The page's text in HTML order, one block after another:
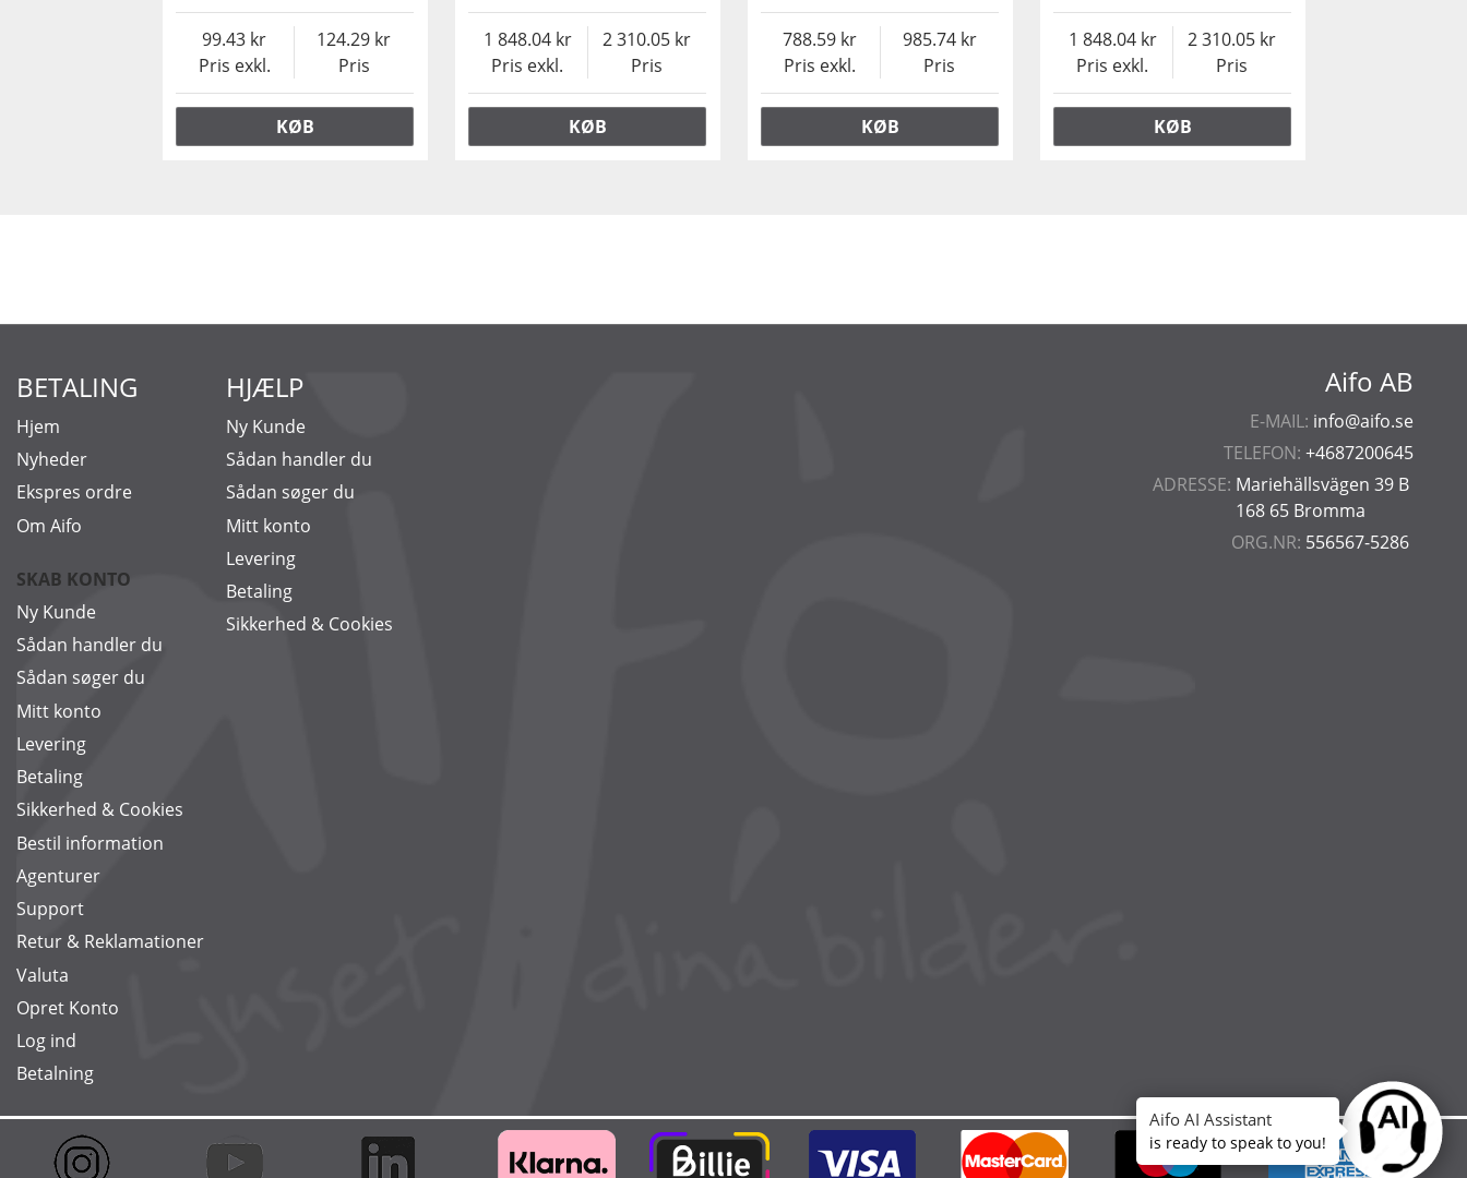
Pris exkl.
99.43
Pris
124.29
KØB
Pris exkl.
1 848.04
Pris
2 310.05
KØB
Pris exkl.
788.59
Pris
985.74
KØB
Pris exkl.
1 848.04
Pris
2 310.05
KØB
Aifo AB
E-MAIL: info@aifo.se
TELEFON: +4687200645
ADRESSE: Mariehällsvägen 39 B
168 65 Bromma
ORG.NR: 556567-5286
BETALING
Hjem
Nyheder
Ekspres ordre
Om Aifo
SKAB KONTO
Ny Kunde
Sådan handler du
Sådan søger du
Mitt konto
Levering
Betaling
Sikkerhed & Cookies
Bestil information
Agenturer
Support
Retur & Reklamationer
Valuta
Opret Konto
Log ind
Betalning
HJÆLP
Ny Kunde
Sådan handler du
Sådan søger du
Mitt konto
Levering
Betaling
Sikkerhed & Cookies
Ask
Aifo AI Assistant
is ready to speak to you!